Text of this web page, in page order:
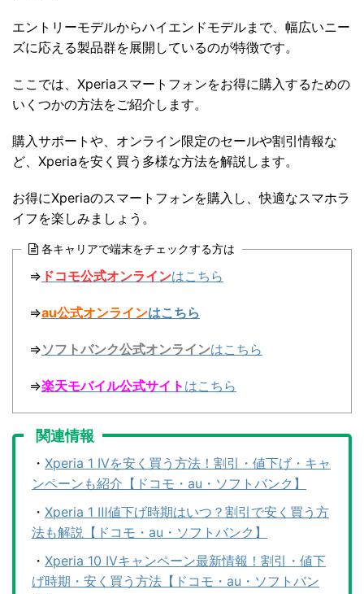
エントリーモデルからハイエンドモデルまで、幅広いニー
ズに応える製品群を展開しているのが特徴です。
ここでは、Xperiaスマートフォンをお得に購入するための
いくつかの方法をご紹介します。
購入サポートや、オンライン限定のセールや割引情報な
ど、Xperiaを安く買う多様な方法を解説します。
お得にXperiaのスマートフォンを購入し、快適なスマホラ
イフを楽しみましょう。
各キャリアで端末をチェックする方は
⇒ ドコモ公式オンラインはこちら
⇒au公式オンラインはこちら
⇒ソフトバンク公式オンラインはこちら
⇒楽天モバイル公式サイト はこちら
関連情報
・ Xperia 1 IVを安く買う方法！割引・値下げ・キャ
ンペーンも紹介【ドコモ・au・ソフトバンク】
・ Xperia 1 Ⅲ値下げ時期はいつ？割引で安く買う方
法も解説【ドコモ・au・ソフトバンク】
・ Xperia 10 IVキャンペーン最新情報！割引・値下
げ時期・安く買う方法【ドコモ・au・ソフトバン